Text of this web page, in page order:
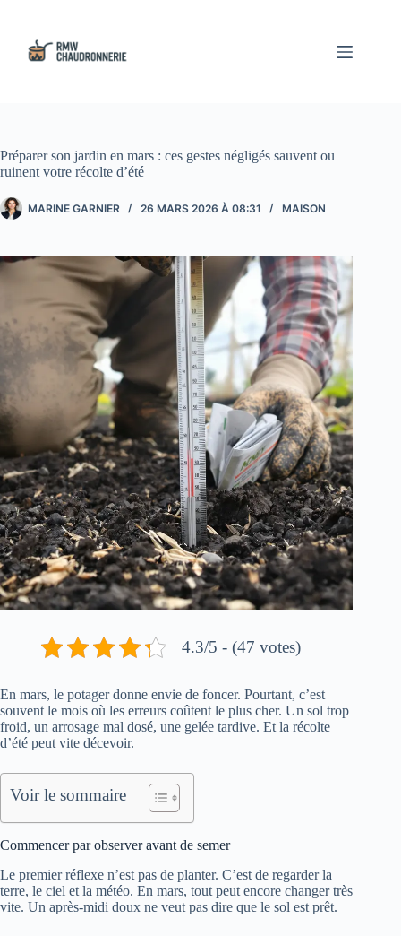
contenu
Préparer son jardin en mars : ces gestes négligés sauvent ou
ruinent votre récolte d’été
MARINE GARNIER 26 MARS 2026 À 08:31 MAISON
4.3/5 - (47 votes)
En mars, le potager donne envie de foncer. Pourtant, c’est
souvent le mois où les erreurs coûtent le plus cher. Un sol trop
froid, un arrosage mal dosé, une gelée tardive. Et la récolte
d’été peut vite décevoir.
Voir le sommaire
Commencer par observer avant de semer
Le premier réflexe n’est pas de planter. C’est de regarder la
terre, le ciel et la météo. En mars, tout peut encore changer très
vite. Un après-midi doux ne veut pas dire que le sol est prêt.